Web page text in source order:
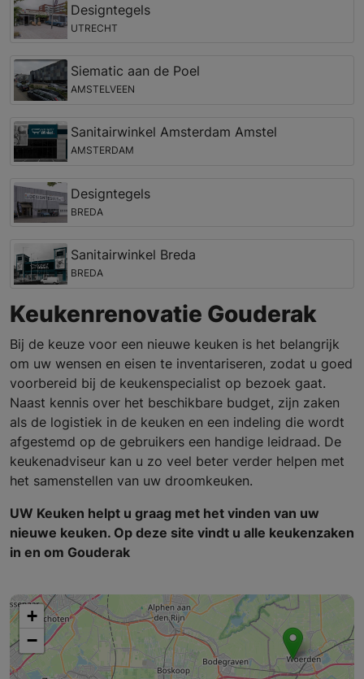
Designtegels
UTRECHT
Siematic aan de Poel
AMSTELVEEN
Sanitairwinkel Amsterdam Amstel
AMSTERDAM
Designtegels
BREDA
Sanitairwinkel Breda
BREDA
Keukenrenovatie Gouderak
Bij de keuze voor een nieuwe keuken is het belangrijk
om uw wensen en eisen te inventariseren, zodat u goed
voorbereid bij de keukenspecialist op bezoek gaat.
Naast kennis over het beschikbare budget, zijn zaken
als de logistiek in de keuken en een indeling die wordt
afgestemd op de gebruikers een handige leidraad. De
keukenadviseur kan u zo veel beter verder helpen met
het samenstellen van uw droomkeuken.
UW Keuken helpt u graag met het vinden van uw
nieuwe keuken. Op deze site vindt u alle keukenzaken
in en om Gouderak
+
−